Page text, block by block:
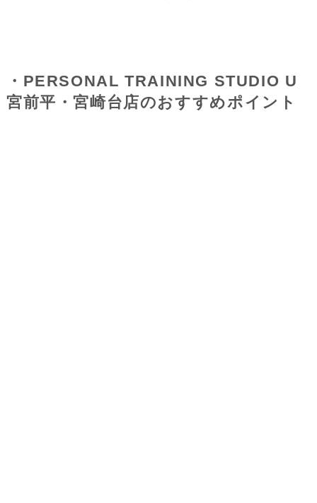
・PERSONAL TRAINING STUDIO U
宮前平・宮崎台店のおすすめポイント